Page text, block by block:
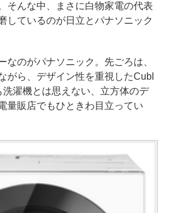
そんな中、まさに白物家電の代表
しているのが日立とパナソニック
のがパナソニック。先ごろは、
がら、デザイン性を重視したCubl
濯機とは思えない、立方体のデ
量販店でもひときわ目立ってい